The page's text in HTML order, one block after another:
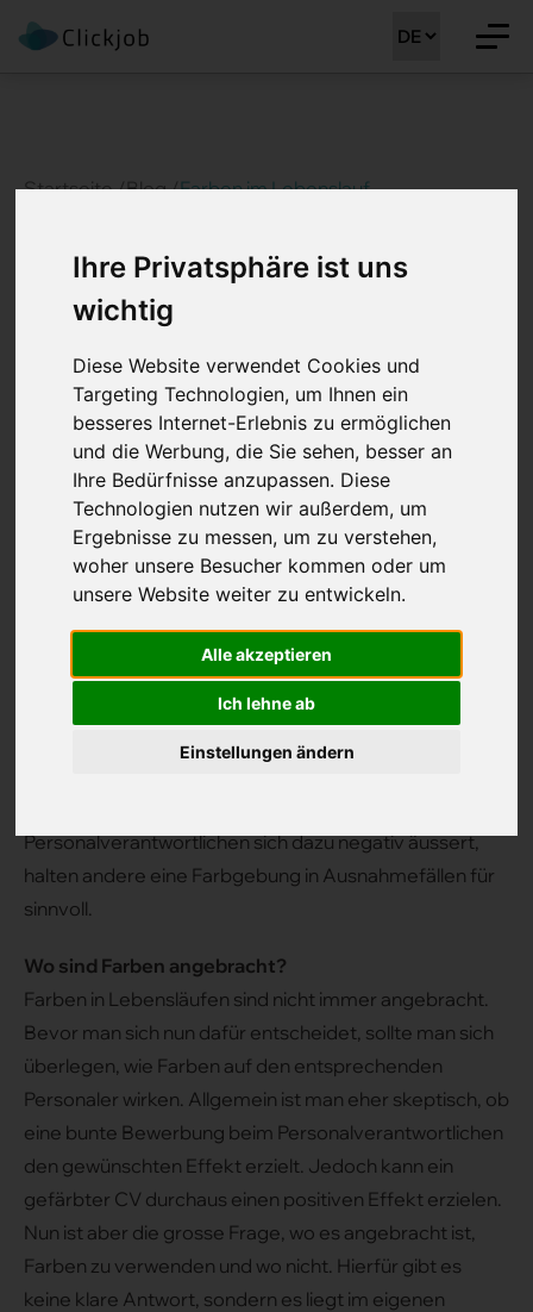
Ihre Privatsphäre ist uns
wichtig
Diese Website verwendet Cookies und
Targeting Technologien, um Ihnen ein
besseres Internet-Erlebnis zu ermöglichen
und die Werbung, die Sie sehen, besser an
Ihre Bedürfnisse anzupassen. Diese
Technologien nutzen wir außerdem, um
Ergebnisse zu messen, um zu verstehen,
woher unsere Besucher kommen oder um
unsere Website weiter zu entwickeln.
Alle akzeptieren
Ich lehne ab
Einstellungen ändern
Startseite /Blog /Farben im Lebenslauf
Farben im Lebenslauf
Veröffentlicht:25. Oktober 2019
Farbgestaltung im Lebenslauf
Personalverantwortlichen sich dazu negativ äussert,
halten andere eine Farbgebung in Ausnahmefällen für
sinnvoll.
Wo sind Farben angebracht?
Farben in Lebensläufen sind nicht immer angebracht.
Bevor man sich nun dafür entscheidet, sollte man sich
überlegen, wie Farben auf den entsprechenden
Personaler wirken. Allgemein ist man eher skeptisch, ob
eine bunte Bewerbung beim Personalverantwortlichen
den gewünschten Effekt erzielt. Jedoch kann ein
gefärbter CV durchaus einen positiven Effekt erzielen.
Nun ist aber die grosse Frage, wo es angebracht ist,
Farben zu verwenden und wo nicht. Hierfür gibt es
keine klare Antwort, sondern es liegt im eigenen